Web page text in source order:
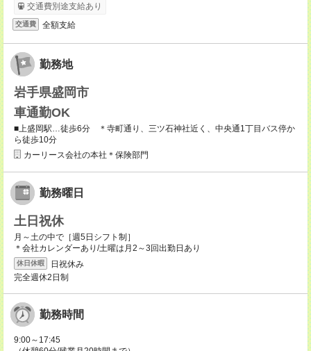
交通費別途支給あり
交通費 全額支給
勤務地
岩手県盛岡市
車通勤OK
■上盛岡駅…徒歩6分 ＊寺町通り、三ツ石神社近く、中央通1丁目バス停か
ら徒歩10分
カーリース会社の本社＊保険部門
勤務曜日
土日祝休
月～土の中で［週5日シフト制］
＊会社カレンダーあり/土曜は月2～3回出勤日あり
休日休暇
日祝休み
完全週休2日制
勤務時間
9:00～17:45